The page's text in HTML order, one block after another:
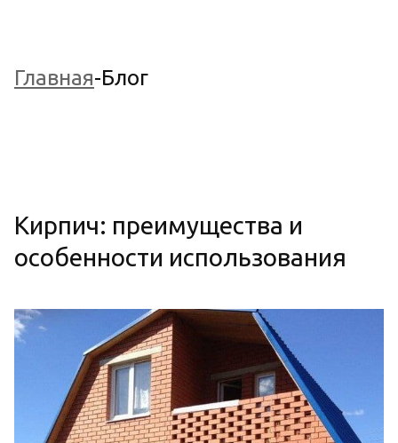
Главная-Блог
Кирпич: преимущества и
особенности использования